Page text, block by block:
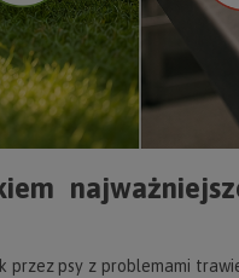
przez psy z problemami